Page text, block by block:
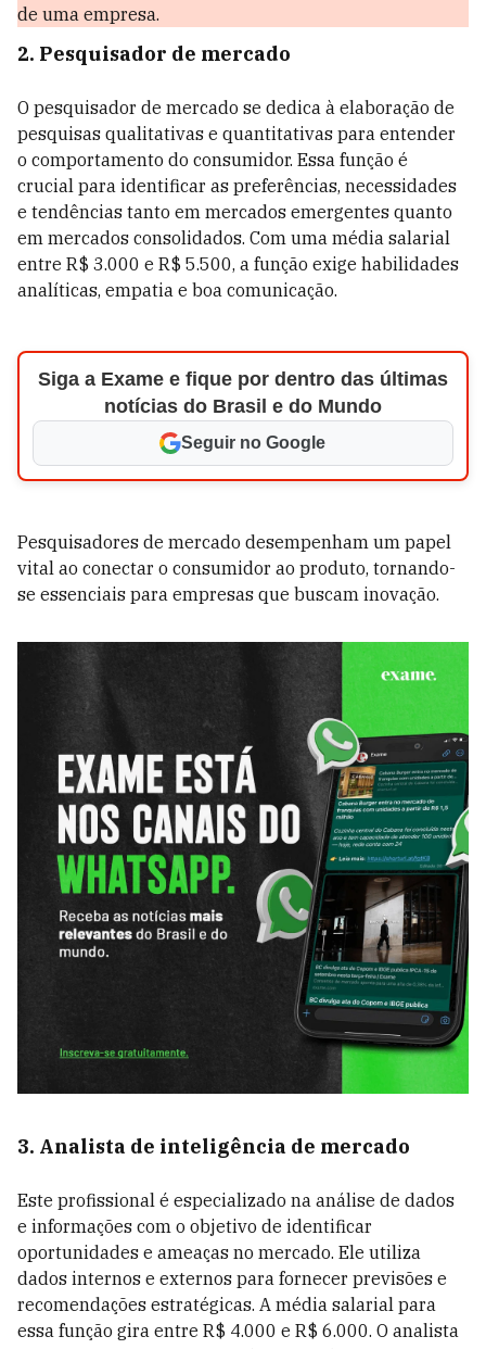
de uma empresa.
2. Pesquisador de mercado
O pesquisador de mercado se dedica à elaboração de
pesquisas qualitativas e quantitativas para entender
o comportamento do consumidor. Essa função é
crucial para identificar as preferências, necessidades
e tendências tanto em mercados emergentes quanto
em mercados consolidados. Com uma média salarial
entre R$ 3.000 e R$ 5.500, a função exige habilidades
analíticas, empatia e boa comunicação.
Siga a Exame e fique por dentro das últimas
notícias do Brasil e do Mundo
Seguir no Google
Pesquisadores de mercado desempenham um papel
vital ao conectar o consumidor ao produto, tornando-
se essenciais para empresas que buscam inovação.
3. Analista de inteligência de mercado
Este profissional é especializado na análise de dados
e informações com o objetivo de identificar
oportunidades e ameaças no mercado. Ele utiliza
dados internos e externos para fornecer previsões e
recomendações estratégicas. A média salarial para
essa função gira entre R$ 4.000 e R$ 6.000. O analista